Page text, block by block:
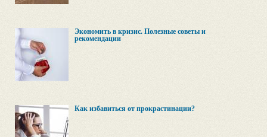
Экономить в кризис. Полезные советы и
рекомендации
Как избавиться от прокрастинации?